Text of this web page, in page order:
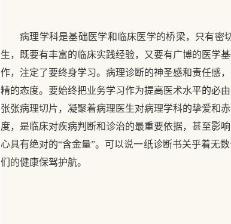
病理学科是基础医学和临床医学的桥梁，只有密
生，既要有丰富的临床实践经验，又要有广博的医学
作，注定了要终身学习。病理诊断的神圣感和责任感
精的态度。要始终把业务学习作为提高医术水平的必
张张病理切片，凝聚着病理医生对病理学科的挚爱和
度，是临床对疾病判断和诊治的最重要依据，甚至影
心具有绝对的“含金量”。可以说一纸诊断书关乎着无
们的健康保驾护航。